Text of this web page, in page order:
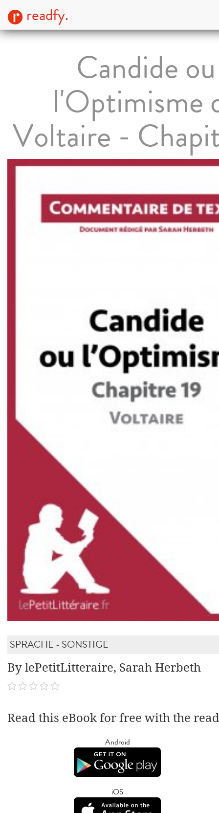
readfy.
Candide ou
l'Optimisme
Voltaire -
SPRACHE - SONSTIGE
By lePetitLitteraire, Sarah Herbeth
Read this eBook for free with the
Android
iOS